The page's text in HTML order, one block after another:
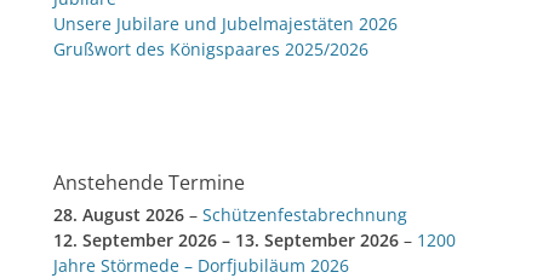
Unsere Jubilare und Jubelmajestäten 2026
Grußwort des Königspaares 2025/2026
Anstehende Termine
28. August 2026 – Schützenfestabrechnung
12. September 2026 – 13. September 2026 – 1200
Jahre Störmede – Dorfjubiläum 2026